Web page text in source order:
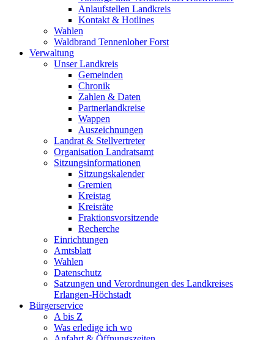
Anlaufstellen Landkreis
Kontakt & Hotlines
Wahlen
Waldbrand Tennenloher Forst
Verwaltung
Unser Landkreis
Gemeinden
Chronik
Zahlen & Daten
Partnerlandkreise
Wappen
Auszeichnungen
Landrat & Stellvertreter
Organisation Landratsamt
Sitzungsinformationen
Sitzungskalender
Gremien
Kreistag
Kreisräte
Fraktionsvorsitzende
Recherche
Einrichtungen
Amtsblatt
Wahlen
Datenschutz
Satzungen und Verordnungen des Landkreises
Erlangen-Höchstadt
Bürgerservice
A bis Z
Was erledige ich wo